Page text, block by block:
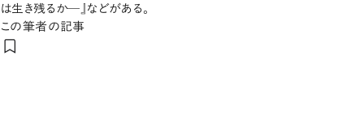
は生き残るか―』などがある。
この筆者の記事